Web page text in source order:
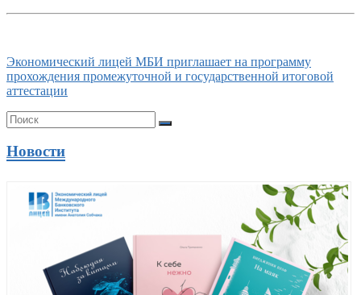
Экономический лицей МБИ приглашает на программу
прохождения промежуточной и государственной итоговой
аттестации
Новости